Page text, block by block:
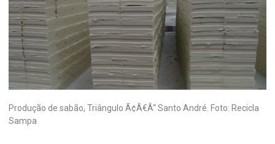
Produção de sabão, Triângulo Ã¢Â€Â“ Santo André. Foto: Recicla
Sampa